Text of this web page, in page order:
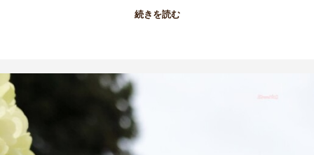
続きを読む